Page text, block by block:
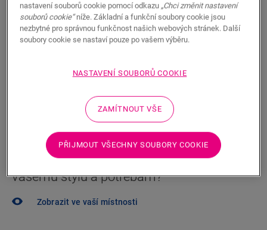
Vybrali jste podlahu a chcete ji vidět naživo? Chcete se
ještě na něco zeptat? Náš Quick-Step prodejce je vám
vždy nablízku.
HLEDAT
Nejste si jistí, zda tato podlaha odpovídá
vašemu stylu a potřebám?
Zobrazit ve vaší místnosti
nastavení souborů cookie pomocí odkazu „Chci změnit nastavení
souborů cookie“níže. Základní a funkční soubory cookie jsou
nezbytné pro správnou funkčnost našich webových stránek. Další
soubory cookie se nastaví pouze po vašem výběru.
NASTAVENÍ SOUBORŮ COOKIE
ZAMÍTNOUT VŠE
PŘIJMOUT VŠECHNY SOUBORY COOKIE